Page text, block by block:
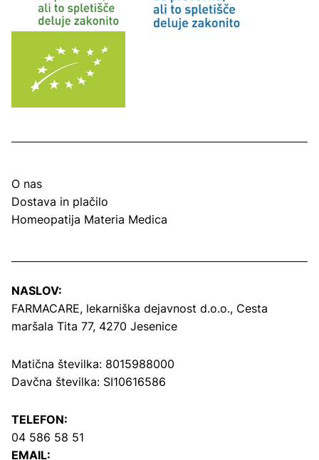
O nas
Dostava in plačilo
Homeopatija Materia Medica
NASLOV:
FARMACARE, lekarniška dejavnost d.o.o., Cesta
maršala Tita 77, 4270 Jesenice
Matična številka: 8015988000
Davčna številka: SI10616586
TELEFON:
04 586 58 51
EMAIL: